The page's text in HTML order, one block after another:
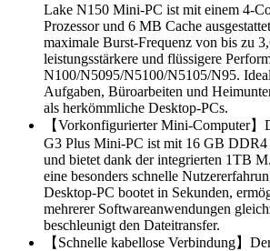
Lake N150 Mini-PC ist mit einem 4-
Prozessor und 6 MB Cache
maximale Burst-Frequenz von bis zu
leistungsstärkere und flüssigere
N100/N5095/N5100/N5105/N95.
Aufgaben, Büroarbeiten und
als herkömmliche Desktop-PCs.
【Vorkonfigurierter Mini-Computer
G3 Plus Mini-PC ist mit 16 GB
und bietet dank der integrierten 1TB
eine besonders schnelle
Desktop-PC bootet in Sekunden,
mehrerer Softwareanwendungen
beschleunigt den Dateitransfer.
【Schnelle kabellose Verbindung】